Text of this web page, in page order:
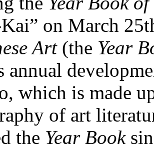
on March
Art(the Year
annual
which is made
of art
the Year Book